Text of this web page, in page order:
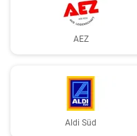
AEZ
Aldi Süd